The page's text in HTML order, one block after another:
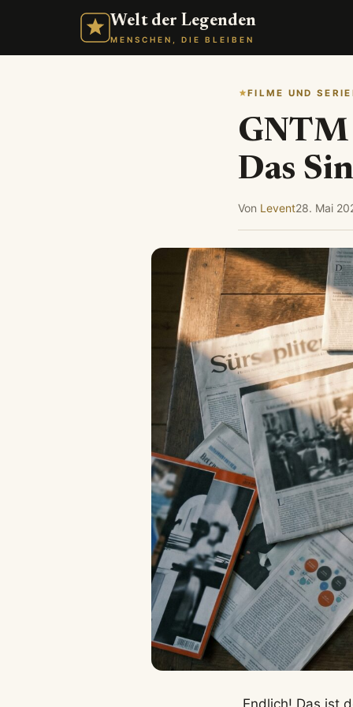
Welt der Legenden
MENSCHEN, DIE BLEIBEN
FILME UND
GNTM
Das
Von Levent28. Mai
„Endlich! Das ist